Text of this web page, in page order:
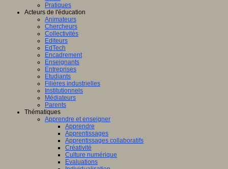
Pratiques
Acteurs de l'éducation
Animateurs
Chercheurs
Collectivités
Editeurs
EdTech
Encadrement
Enseignants
Entreprises
Etudiants
Filières industrielles
Institutionnels
Médiateurs
Parents
Thématiques
Apprendre et enseigner
Apprendre
Apprentissages
Apprentissages collaboratifs
Créativité
Culture numérique
Evaluations